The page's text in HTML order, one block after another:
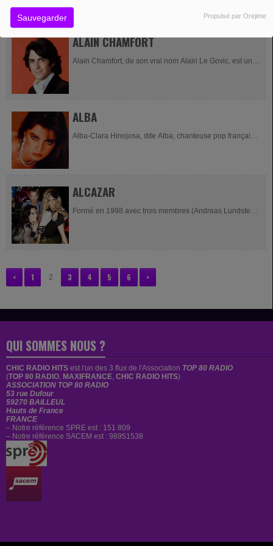
Sauvegarder Propulsé par Orejime
Niños de...
ALAIN CHAMFORT
Alain Chamfort, de son vrai nom Alain Le Govic, est un
ALBA
Alba-Clara Hinojosa, dite Alba, chanteuse pop française.
ALCAZAR
Formé en 1998 avec trois membres (Andreas Lundstedt,
< 1 2 3 4 5 6 >
QUI SOMMES NOUS ?
CHIC RADIO HITS est l'un des 3 flux de l'Association TOP 80 RADIO
(TOP 80 RADIO, MAXIFRANCE, CHIC RADIO HITS)
ASSOCIATION TOP 80 RADIO
53 rue Dufour
59270 BAILLEUL
Hauts de France
FRANCE
– Notre référence SPRE est : 151 809
– Notre référence SACEM est : 98951538